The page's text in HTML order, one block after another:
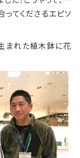
てくださるエピソ
まれた植木鉢に花